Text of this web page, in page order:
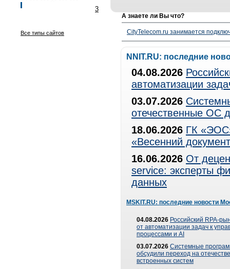
3
Все типы сайтов
А знаете ли Вы что?
CityTelecom.ru занимается
NNIT.RU: последние
04.08.2026
автоматизации
03.07.2026
отечественные ОС
18.06.2026 ГК
«Весенний
16.06.2026 От
service: эксперты
данных
MSKIT.RU: последние новости
04.08.2026 Российский RPA-
от автоматизации задач к
процессами и AI
03.07.2026 Системные
обсудили переход на
встроенных систем